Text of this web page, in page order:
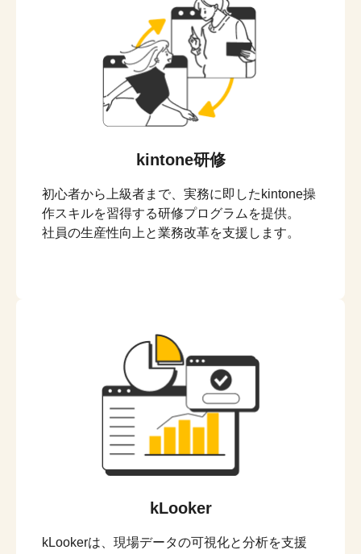
kintone研修
初心者から上級者まで、実務に即したkintone操
作スキルを習得する研修プログラムを提供。
社員の生産性向上と業務改革を支援します。
kLooker
kLookerは、現場データの可視化と分析を支援